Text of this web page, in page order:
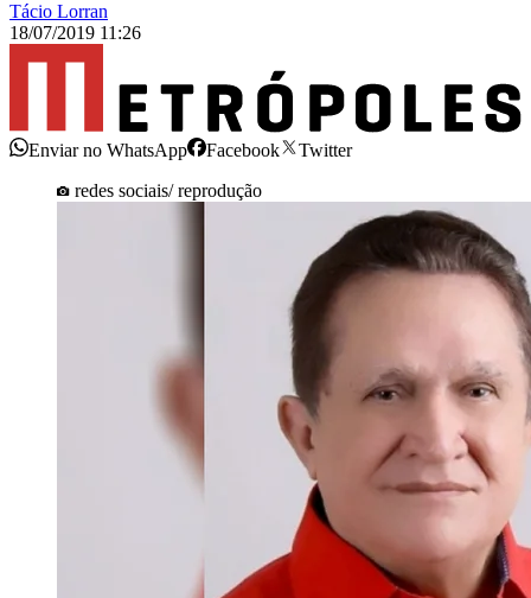
Tácio Lorran
18/07/2019 11:26
Enviar no WhatsApp Facebook
Twitter
redes sociais/ reprodução